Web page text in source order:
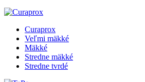
Curaprox
Veľmi mäkké
Mäkké
Stredne mäkké
Stredne tvrdé